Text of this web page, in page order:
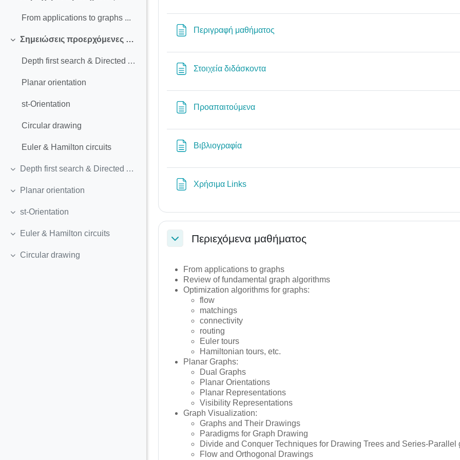
From applications to graphs ...
Σύμπτυξη
Σημειώσεις προερχόμενες από εργασίες φοιτητών
Depth first search & Directed Acyclic Graphs
Planar orientation
st-Orientation
Circular drawing
Euler & Hamilton circuits
Σύμπτυξη
Depth first search & Directed Acyclic Graphs
Σύμπτυξη
Planar orientation
Σύμπτυξη
st-Orientation
Σύμπτυξη
Euler & Hamilton circuits
Σύμπτυξη
Circular drawing
Περιγραφή μαθήματος
Στοιχεία διδάσκονταΣελίδα
ΠροαπαιτούμεναΣελίδα
ΒιβλιογραφίαΣελίδα
Χρήσιμα LinksΣελίδα
Σύμπτυξη
Περιεχόμενα μαθήματος
From applications to graphs
Review of fundamental graph algorithms
Optimization algorithms for graphs:
flow
matchings
connectivity
routing
Euler tours
Hamiltonian tours, etc.
Planar Graphs:
Dual Graphs
Planar Orientations
Planar Representations
Visibility Representations
Graph Visualization:
Graphs and Their Drawings
Paradigms for Graph Drawing
Divide and Conquer Techniques for Drawing Trees and Series-Parallel
Flow and Orthogonal Drawings